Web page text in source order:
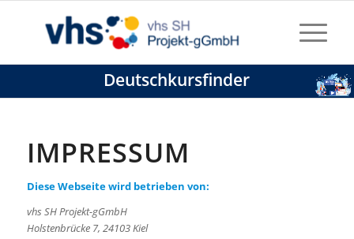
Deutschkursfinder
IMPRESSUM
Diese Webseite wird betrieben von:
vhs SH Projekt-gGmbH
Holstenbrücke 7, 24103 Kiel